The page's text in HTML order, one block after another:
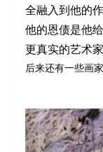
全融入到他的
他的恩债是他
更真实的艺术
后来还有一些画家